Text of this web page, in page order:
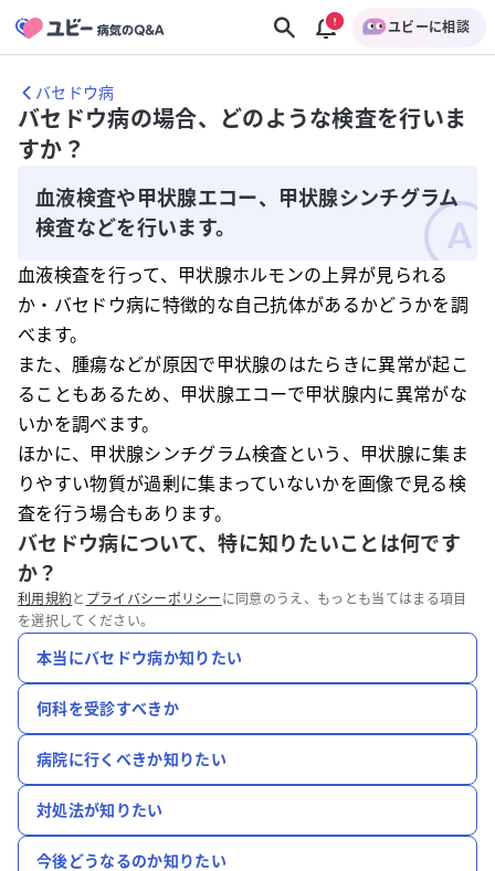
ユビーに相談
バセドウ病
バセドウ病の場合、どのような検査を行いま
すか？
血液検査や甲状腺エコー、甲状腺シンチグラム
検査などを行います。
血液検査を行って、甲状腺ホルモンの上昇が見られる
か・バセドウ病に特徴的な自己抗体があるかどうかを調
べます。
また、腫瘍などが原因で甲状腺のはたらきに異常が起こ
ることもあるため、甲状腺エコーで甲状腺内に異常がな
いかを調べます。
ほかに、甲状腺シンチグラム検査という、甲状腺に集ま
りやすい物質が過剰に集まっていないかを画像で見る検
査を行う場合もあります。
バセドウ病について、特に知りたいことは何です
か？
利用規約と プライバシーポリシー に同意のうえ、もっとも当てはまる項目
を選択してください。
本当にバセドウ病か知りたい
何科を受診すべきか
病院に行くべきか知りたい
対処法が知りたい
今後どうなるのか知りたい